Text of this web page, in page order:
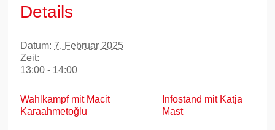
Details
Datum: 7. Februar 2025
Zeit:
13:00 - 14:00
Wahlkampf mit Macit
Karaahmetoğlu
Infostand mit Katja
Mast